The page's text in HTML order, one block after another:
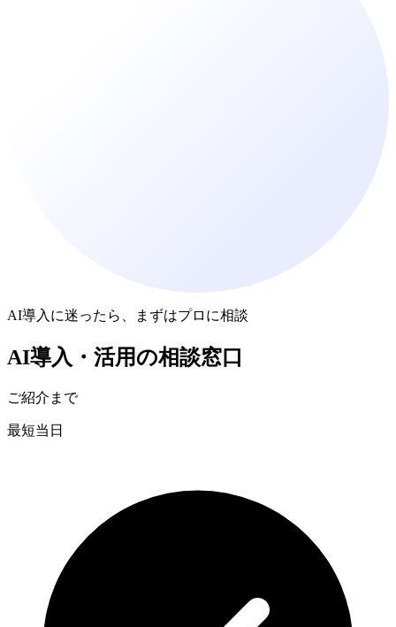
AI導入に迷ったら、まずはプロに相談
AI導入・活用の相談窓口
ご紹介まで
最短当日